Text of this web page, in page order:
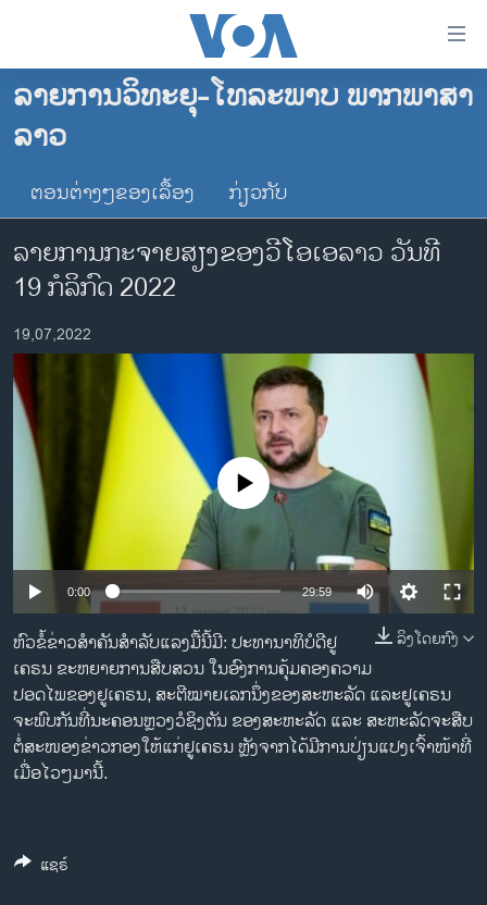
ເຂົ້າ
ຫາ
ຂ້າມ
ຫາ
ຊອກ
ໂຮມເພຈ
ລາວ
ອາເມຣິກາ
ການເລືອກຕັ້ງ ປະທານາທີບໍດີ ສະຫະລັດ 2024
ຂ່າວ​ຈີນ
ເອເຊຍ
ອິດສະຫຼະພາບດ້ານການຂ່າວ
ຊີວິດຊາວລາວ
ຊຸມຊົນຊາວລາວ
ວິທະຍາສາດ-ເທັກໂນໂລຈີ
ທຸລະກິດ
ພາສາອັງກິດ
ວີດີໂອ
ສຽງ
ລາຍການກະຈາຍສຽງ
ລາຍງານ
ຕິດຕາມພວກເຮົາ ທີ່
ລາຍການວິທະຍຸ-ໂທລະພາບ ພາກພາສາ
ລາວ
ຕອນຕ່າງໆຂອງເລື້ອງ ກ່ຽວກັບ
ລາຍການກະຈາຍສຽງຂອງວີໂອເອລາວ ວັນທີ
19 ກໍລິກົດ 2022
19,07,2022
No media source currently available
0:00 29:59
ລິງໂດຍກົງ
ຫົວຂໍ້ຂ່າວສຳຄັນສຳລັບແລງມື້ນີ້ມີ: ປະທານາທິບໍດີຢູ
ເຄຣນ ຂະຫຍາຍການສືບສວນ ໃນອົງການຄຸ້ມຄອງຄວາມ
ປອດໄພຂອງຢູເຄຣນ, ສະຕີໝາຍເລກນຶ່ງຂອງສະຫະລັດ ແລະຢູເຄຣນ
ຈະພົບກັນທີ່ນະຄອນຫຼວງວໍຊິງຕັນ ຂອງສະຫະລັດ ແລະ ສະຫະລັດຈະສືບ
ຕໍ່ສະໜອງຂ່າວກອງໃຫ້ແກ່ຢູເຄຣນ ຫຼັງຈາກໄດ້ມີການປ່ຽນແປງເຈົ້າໜ້າທີ່
ເມື່ອໄວໆມານີ້.
ແຊຣ໌